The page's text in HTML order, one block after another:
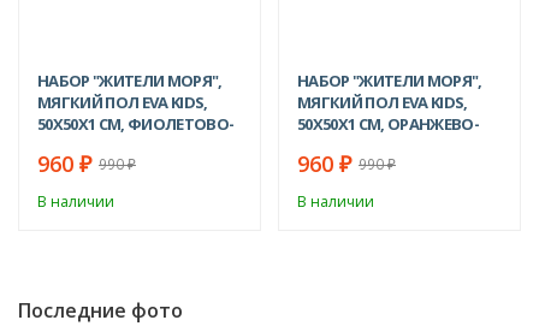
НАБОР "ЖИТЕЛИ МОРЯ",
МЯГКИЙ ПОЛ EVA KIDS,
50Х50Х1 СМ, ФИОЛЕТОВО-
960 ₽ 990₽
В наличии
НАБОР "ЖИТЕЛИ МОРЯ",
МЯГКИЙ ПОЛ EVA KIDS,
50Х50Х1 СМ, ОРАНЖЕВО-
960 ₽ 990₽
В наличии
Последние фото